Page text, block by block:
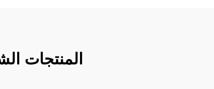
المنتجات